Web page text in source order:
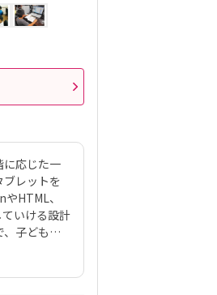
に応じた一
レットを
HTML、
いける設計
子どもた
以上にわ
かけやサ
室でジュニ